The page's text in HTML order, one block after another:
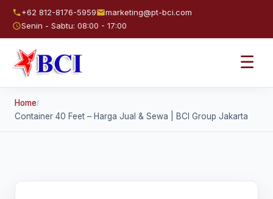
+62 812-8176-5959
marketing@pt-bci.com
Senin - Sabtu: 08:00 - 17:00
☰
Home/
Container 40 Feet – Harga Jual & Sewa | BCI Group Jakarta